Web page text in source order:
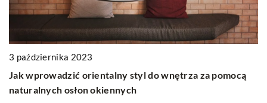
3 października 2023
Jak wprowadzić orientalny styl do wnętrza za pomocą
naturalnych osłon okiennych